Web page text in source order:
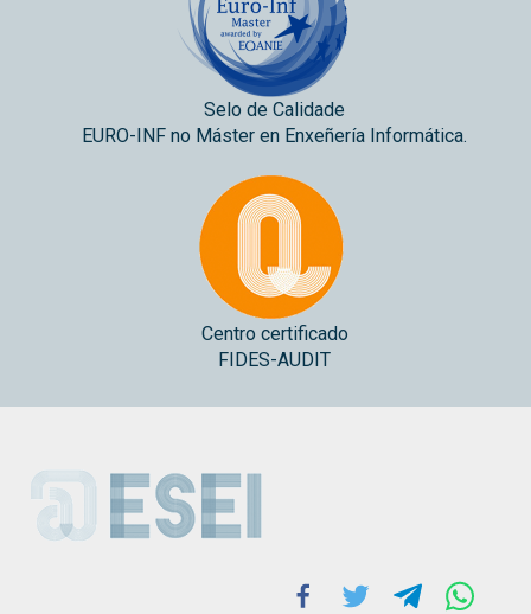
Selo de Calidade
EURO-INF no Máster en Enxeñería Informática.
Centro certificado
FIDES-AUDIT
ESEI
Facebook
Twitter Telegram